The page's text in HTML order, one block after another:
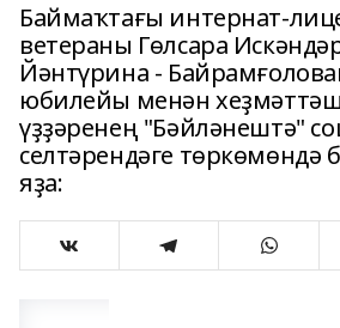
Баймаҡтағы интернат-
ветераны Гөлсара
Йәнтүрина -
юбилейы менән
үҙҙәренең "Бәйләнештә"
селтәрендәге төркөмөндә
яҙа: